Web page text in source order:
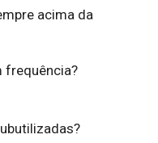
acima da
frequência?